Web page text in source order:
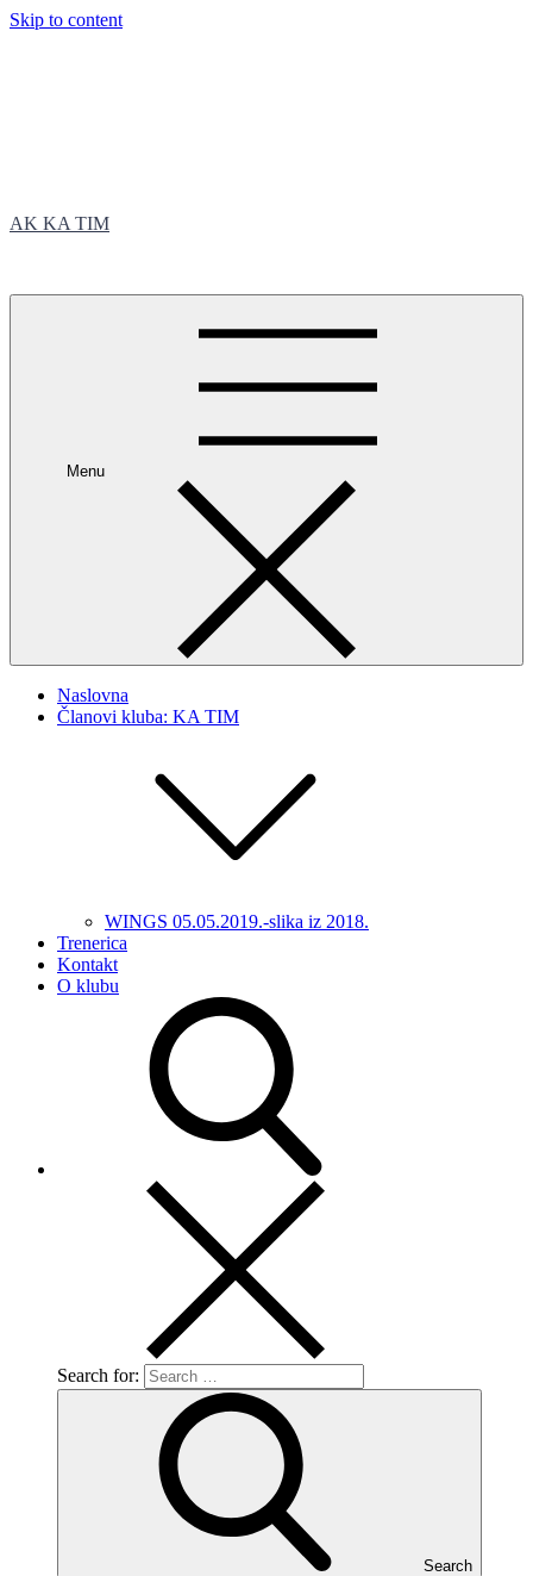
Skip to content
AK KA TIM
Menu
Naslovna
Članovi kluba: KA TIM
WINGS 05.05.2019.-slika iz 2018.
Trenerica
Kontakt
O klubu
Search for:
Search